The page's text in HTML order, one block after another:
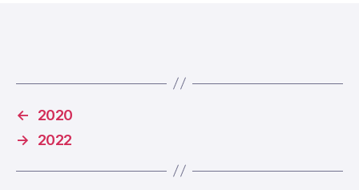
大
←
2020
→
2022